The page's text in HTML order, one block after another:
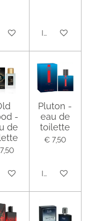
In
-
de
Pluton -
eau de
toilette
€ 7,50
In